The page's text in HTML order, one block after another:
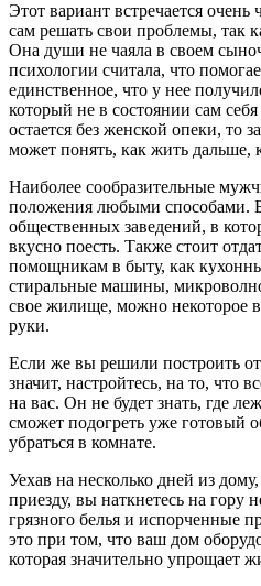
Этот вариант встречается
сам решать свои проблемы, так
Она души не чаяла в своем
психологии считала, что
единственное, что у нее
который не в состоянии сам
остается без женской опеки, то
может понять, как жить дальше,
Наиболее сообразительные
положения любыми способами.
общественных заведений, в
вкусно поесть. Также стоит
помощникам в быту, как
стиральные машины,
свое жилище, можно некоторое
руки.
Если же вы решили построить
значит, настройтесь, на то, что
на вас. Он не будет знать, где
сможет подогреть уже готовый
убраться в комнате.
Уехав на несколько дней из
приезду, вы наткнетесь на гору
грязного белья и испорченные
это при том, что ваш дом
которая значительно упрощает